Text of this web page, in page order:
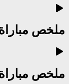
ملخص
ملخص